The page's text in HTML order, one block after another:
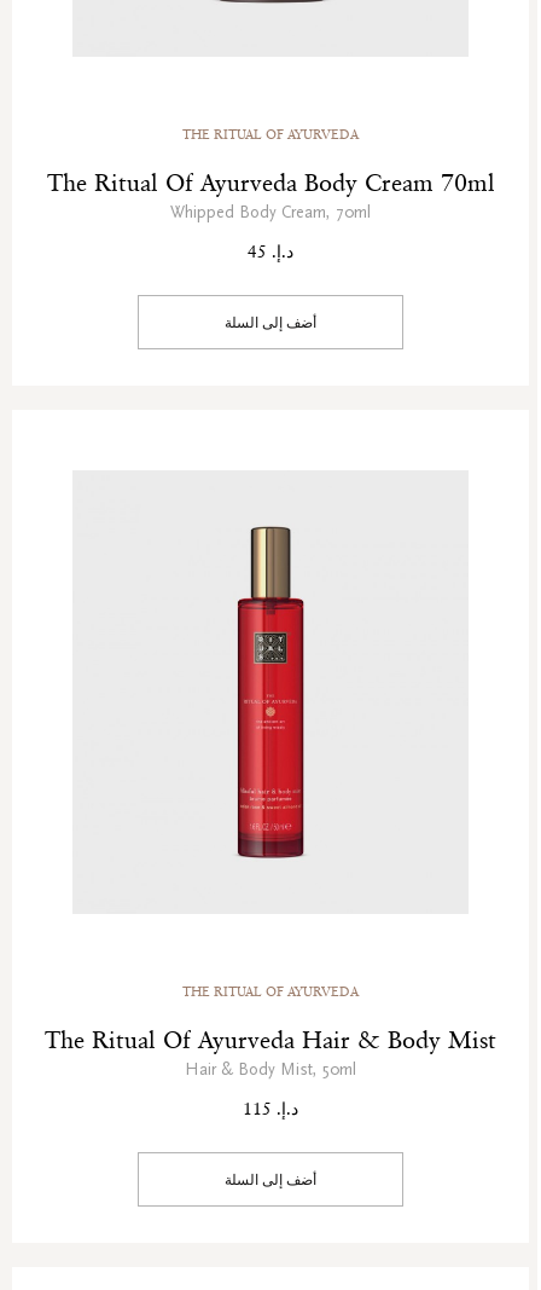
THE RITUAL OF AYURVEDA
The Ritual Of Ayurveda Body Cream 70ml
Whipped Body Cream, 70ml
د.إ. 45
أضف إلى السلة
THE RITUAL OF AYURVEDA
The Ritual Of Ayurveda Hair & Body Mist
Hair & Body Mist, 50ml
د.إ. 115
أضف إلى السلة